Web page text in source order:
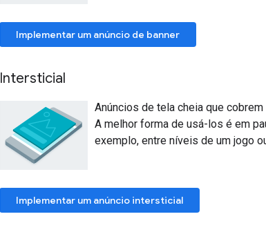
Implementar um anúncio de banner
Intersticial
Anúncios de tela cheia que
A melhor forma de usá-los é em
exemplo, entre níveis de um jogo
Implementar um anúncio intersticial